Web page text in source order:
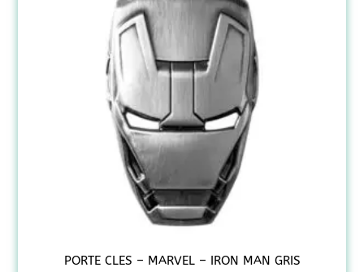
PORTE CLES – MARVEL – IRON MAN GRIS